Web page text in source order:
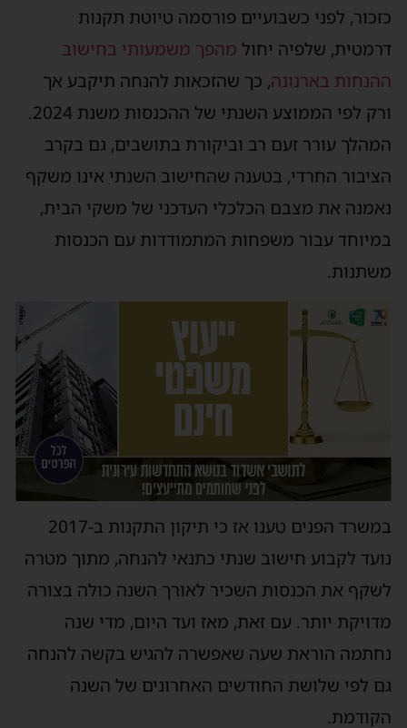
כזכור, לפני כשבועיים פורסמה טיוטת תקנות
דרמטית, שלפיה יחול מהפך משמעותי בחישוב
ההנחות בארנונה, כך שהזכאות להנחה תיקבע אך
ורק לפי הממוצע השנתי של ההכנסות משנת 2024.
המהלך עורר זעם רב וביקורת בתושבים, גם בקרב
הציבור החרדי, בטענה שהחישוב השנתי אינו משקף
נאמנה את מצבם הכלכלי העדכני של משקי הבית,
במיוחד עבור משפחות המתמודדות עם הכנסות
משתנות.
במשרד הפנים טענו אז כי תיקון התקנות ב-2017
נועד לקבוע חישוב שנתי כתנאי להנחה, מתוך מטרה
לשקף את הכנסות השכיר לאורך השנה כולה בצורה
מדויקת יותר. עם זאת, מאז ועד היום, מדי שנה
נחתמה הוראת שעה שאפשרה להגיש בקשה להנחה
גם לפי שלושת החודשים האחרונים של השנה
הקודמת.